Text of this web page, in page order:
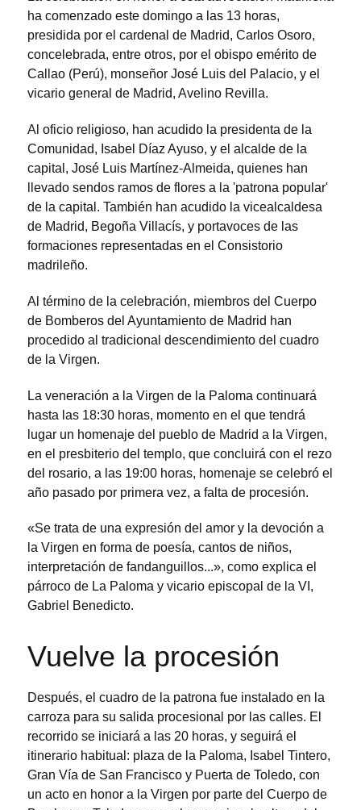
ha comenzado este domingo a las 13 horas,
presidida por el cardenal de Madrid, Carlos Osoro,
concelebrada, entre otros, por el obispo emérito de
Callao (Perú), monseñor José Luis del Palacio, y el
vicario general de Madrid, Avelino Revilla.
Al oficio religioso, han acudido la presidenta de la
Comunidad, Isabel Díaz Ayuso, y el alcalde de la
capital, José Luis Martínez-Almeida, quienes han
llevado sendos ramos de flores a la 'patrona popular'
de la capital. También han acudido la vicealcaldesa
de Madrid, Begoña Villacís, y portavoces de las
formaciones representadas en el Consistorio
madrileño.
Al término de la celebración, miembros del Cuerpo
de Bomberos del Ayuntamiento de Madrid han
procedido al tradicional descendimiento del cuadro
de la Virgen.
La veneración a la Virgen de la Paloma continuará
hasta las 18:30 horas, momento en el que tendrá
lugar un homenaje del pueblo de Madrid a la Virgen,
en el presbiterio del templo, que concluirá con el rezo
del rosario, a las 19:00 horas, homenaje se celebró el
año pasado por primera vez, a falta de procesión.
«Se trata de una expresión del amor y la devoción a
la Virgen en forma de poesía, cantos de niños,
interpretación de fandanguillos...», como explica el
párroco de La Paloma y vicario episcopal de la VI,
Gabriel Benedicto.
Vuelve la procesión
Después, el cuadro de la patrona fue instalado en la
carroza para su salida procesional por las calles. El
recorrido se iniciará a las 20 horas, y seguirá el
itinerario habitual: plaza de la Paloma, Isabel Tintero,
Gran Vía de San Francisco y Puerta de Toledo, con
un acto en honor a la Virgen por parte del Cuerpo de